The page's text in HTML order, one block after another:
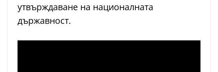
утвърждаване на националната
държавност.